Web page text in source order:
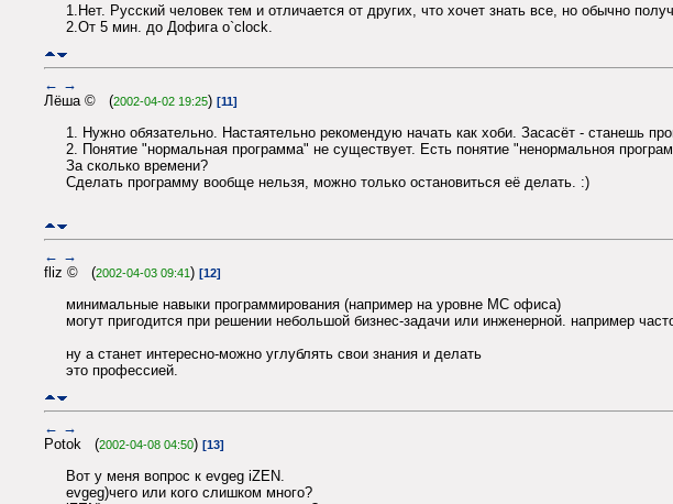
1.Нет. Русский человек тем и отличается от других, что хочет знать все, но обычно
2.От 5 мин. до Дофига о`clock.
← →
Лёша © (2002-04-02 19:25) [11]
1. Нужно обязательно. Настаятельно рекомендую начать как хоби. Засасёт - станешь
2. Понятие "нормальная программа" не существует. Есть понятие "ненормальноя
За сколько времени?
Сделать программу вообще нельзя, можно только остановиться её делать. :)
← →
fliz © (2002-04-03 09:41) [12]
минимальные навыки программирования (например на уровне МС офиса)
могут пригодится при решении небольшой бизнес-задачи или инженерной. например
ну а станет интересно-можно углублять свои знания и делать
это профессией.
← →
Potok (2002-04-08 04:50) [13]
Вот у меня вопрос к evgeg iZEN.
evgeg)чего или кого слишком много?